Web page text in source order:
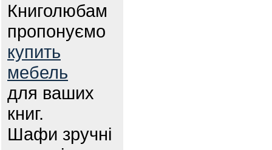
Книголюбам
пропонуємо
купить
мебель
для ваших
книг.
Шафи зручні